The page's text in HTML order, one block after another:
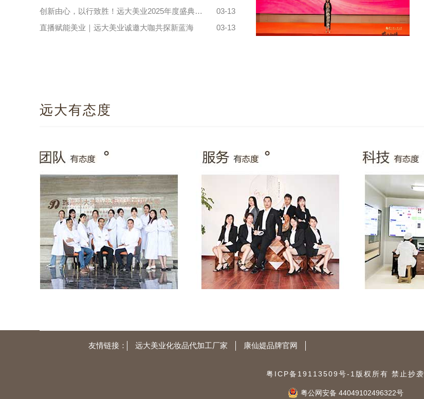
创新由心，以行致胜！远大美业2025年度盛典暨表彰大会圆满收官！
03-13
直播赋能美业｜远大美业诚邀大咖共探新蓝海
03-13
远大有态度
友情链接： 远大美业化妆品代加工厂家 康仙媞品牌官网
粤ICP备19113509号-1 版权所有 禁止抄袭
粤公网安备 44049102496322号